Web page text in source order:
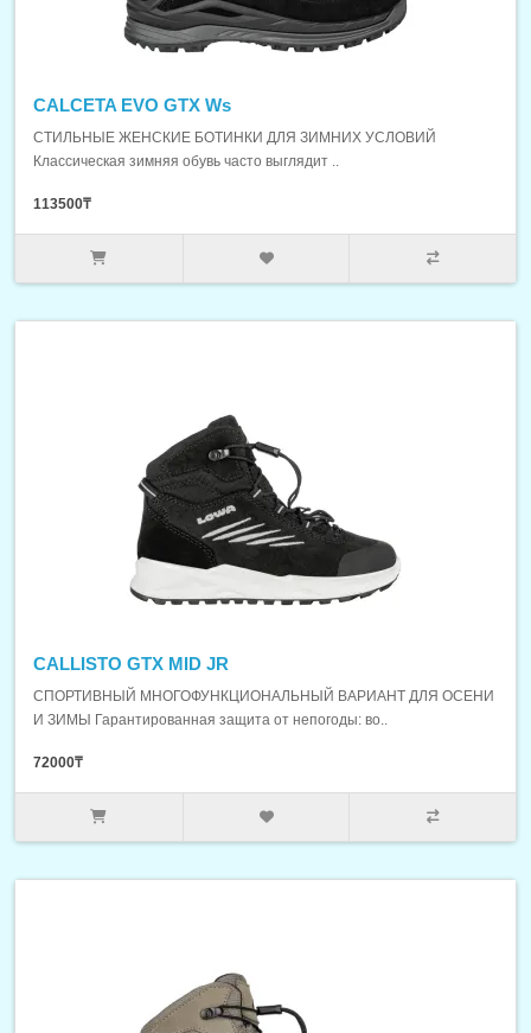
CALCETA EVO GTX Ws
СТИЛЬНЫЕ ЖЕНСКИЕ БОТИНКИ ДЛЯ ЗИМНИХ УСЛОВИЙ
Классическая зимняя обувь часто выглядит ..
113500₸
CALLISTO GTX MID JR
СПОРТИВНЫЙ МНОГОФУНКЦИОНАЛЬНЫЙ ВАРИАНТ ДЛЯ ОСЕНИ
И ЗИМЫ Гарантированная защита от непогоды: во..
72000₸